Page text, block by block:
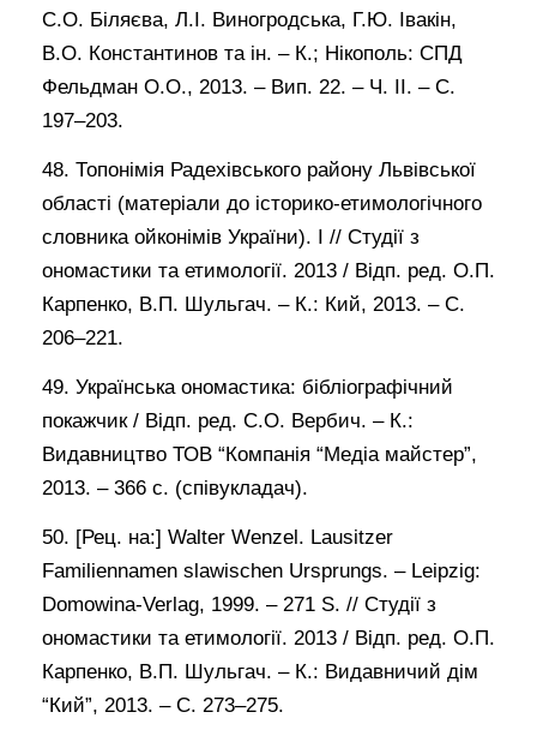
С.О. Біляєва, Л.І. Виногродська, Г.Ю. Івакін,
В.О. Константинов та ін. – К.; Нікополь: СПД
Фельдман О.О., 2013. – Вип. 22. – Ч. ІІ. – С.
197–203.
48. Топонімія Радехівського району Львівської
області (матеріали до історико-етимологічного
словника ойконімів України). І // Студії з
ономастики та етимології. 2013 / Відп. ред. О.П.
Карпенко, В.П. Шульгач. – К.: Кий, 2013. – С.
206–221.
49. Українська ономастика: бібліографічний
покажчик / Відп. ред. С.О. Вербич. – К.:
Видавництво ТОВ “Компанія “Медіа майстер”,
2013. – 366 с. (співукладач).
50. [Рец. на:] Walter Wenzel. Lausitzer
Familiennamen slawischen Ursprungs. – Leipzig:
Domowina-Verlag, 1999. – 271 S. // Студії з
ономастики та етимології. 2013 / Відп. ред. О.П.
Карпенко, В.П. Шульгач. – К.: Видавничий дім
“Кий”, 2013. – С. 273–275.